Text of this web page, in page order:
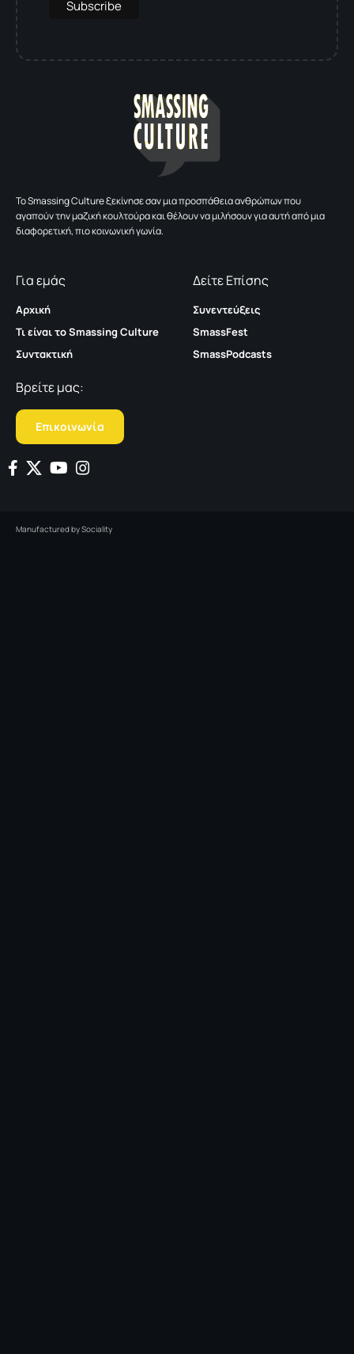
To Smassing Culture ξεκίνησε σαν μια προσπάθεια ανθρώπων που
αγαπούν την μαζική κουλτούρα και θέλουν να μιλήσουν για αυτή από μια
διαφορετική, πιο κοινωνική γωνία.
Για εμάς
Αρχική
Τι είναι το Smassing Culture
Συντακτική
Δείτε Επίσης
Συνεντεύξεις
SmassFest
SmassPodcasts
Βρείτε μας:
Επικοινωνία
Manufactured bySociality